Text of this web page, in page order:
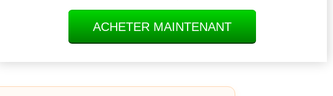
ACHETER MAINTENANT